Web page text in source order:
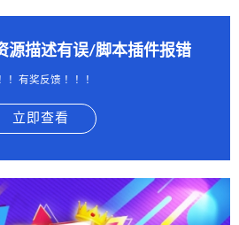
源描述有误/脚本插件报错
！有奖反馈 ！！！
立即查看